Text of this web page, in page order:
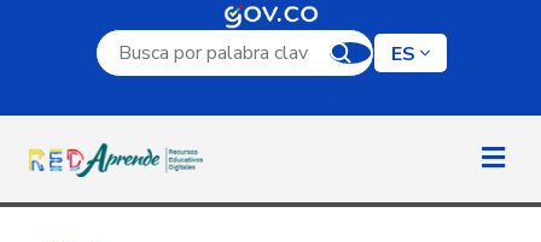
Campo de búsqueda por palabra clave
ES